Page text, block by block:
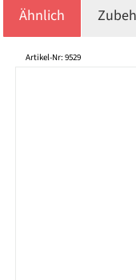
Ähnlich
Produktgalerie
Artikel-Nr: 9529